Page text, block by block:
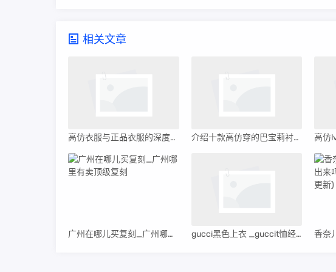
相关文章
高仿衣服与正品衣服的深度解析，差异、品质及价值 介绍十款高仿穿的巴宝莉衬衫(穿的巴宝莉衬衫掉色)
广州在哪儿买复刻_广州哪里有卖顶级复刻 gucci黑色上衣 _guccit恤经典黑色